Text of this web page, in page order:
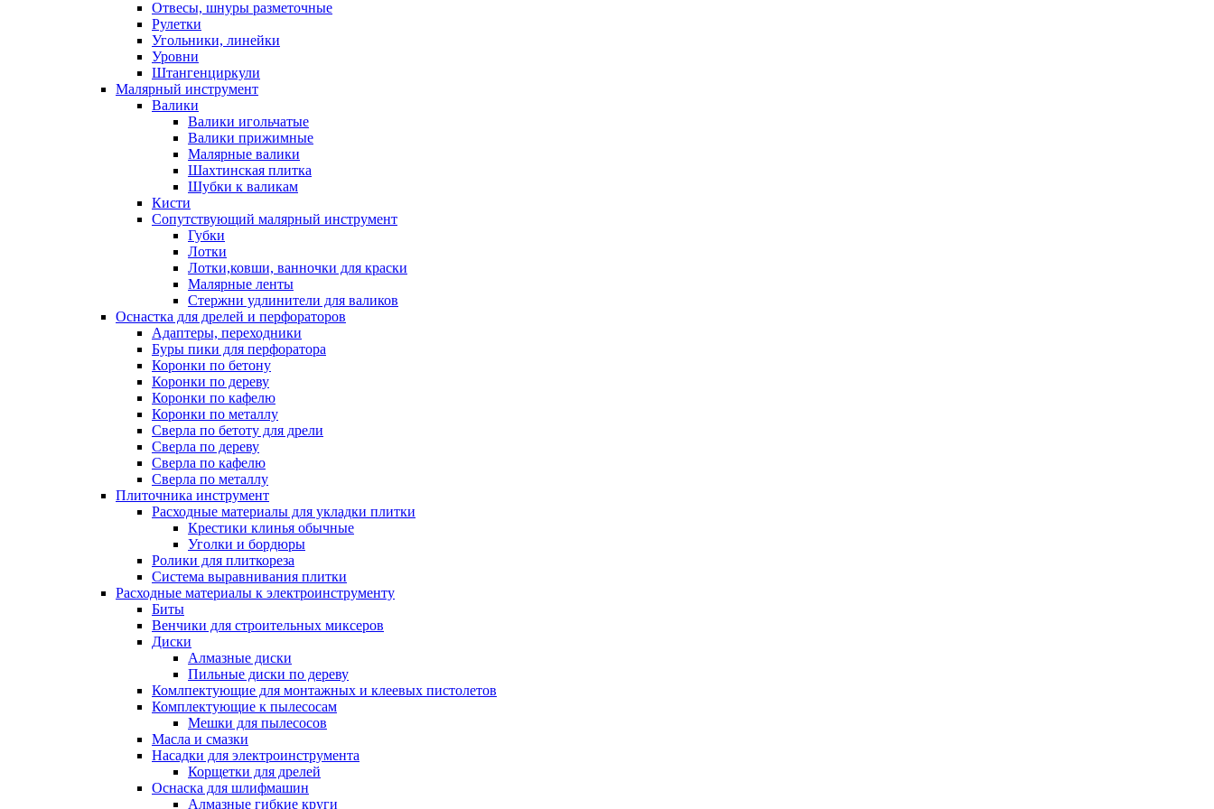
Отвесы, шнуры разметочные
Рулетки
Угольники, линейки
Уровни
Штангенциркули
Малярный инструмент
Валики
Валики игольчатые
Валики прижимные
Малярные валики
Шахтинская плитка
Шубки к валикам
Кисти
Сопутствующий малярный инструмент
Губки
Лотки
Лотки,ковши, ванночки для краски
Малярные ленты
Стержни удлинители для валиков
Оснастка для дрелей и перфораторов
Адаптеры, переходники
Буры пики для перфоратора
Коронки по бетону
Коронки по дереву
Коронки по кафелю
Коронки по металлу
Сверла по бетоту для дрели
Сверла по дереву
Сверла по кафелю
Сверла по металлу
Плиточника инструмент
Расходные материалы для укладки плитки
Крестики клинья обычные
Уголки и бордюры
Ролики для плиткореза
Система выравнивания плитки
Расходные материалы к электроинструменту
Биты
Венчики для строительных миксеров
Диски
Алмазные диски
Пильные диски по дереву
Комлпектующие для монтажных и клеевых пистолетов
Комплектующие к пылесосам
Мешки для пылесосов
Масла и смазки
Насадки для электроинструмента
Корщетки для дрелей
Оснаска для шлифмашин
Алмазные гибкие круги